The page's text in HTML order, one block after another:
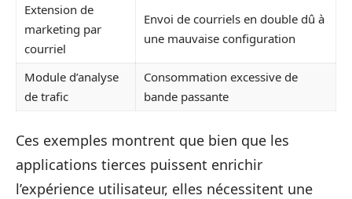
Extension de
marketing par
courriel
Envoi de courriels en double dû à
une mauvaise configuration
Module d’analyse
de trafic
Consommation excessive de
bande passante
Ces exemples montrent que bien que les
applications tierces puissent enrichir
l’expérience utilisateur, elles nécessitent une